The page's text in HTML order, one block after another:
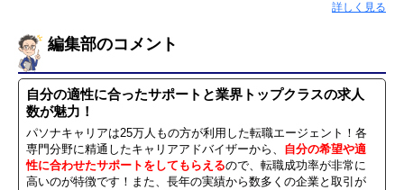
詳しく見る
編集部のコメント
自分の適性に合ったサポートと業界トップクラスの求人
数が魅力！
パソナキャリアは25万人もの方が利用した転職エージェント！各
専門分野に精通したキャリアアドバイザーから、 自分の希望や適
性に合わせたサポートをしてもらえるので、転職成功率が非常に
高いのが特徴です！また、長年の実績から数多くの企業と取引が